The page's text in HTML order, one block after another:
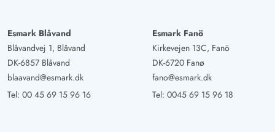
Esmark Blåvand
Blåvandvej 1, Blåvand
DK-6857 Blåvand
blaavand@esmark.dk
Tel: 00 45 69 15 96 16
Esmark Fanö
Kirkevejen 13C, Fanö
DK-6720 Fanø
fano@esmark.dk
Tel: 0045 69 15 96 18